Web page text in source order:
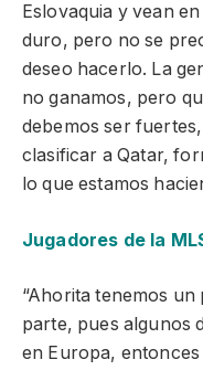
Eslovaquia y vean
duro, pero no se
deseo hacerlo. La
no ganamos, pero
debemos ser
clasificar a Qatar,
lo que estamos
Jugadores de la
“Ahorita tenemos
parte, pues algunos
en Europa, entonces